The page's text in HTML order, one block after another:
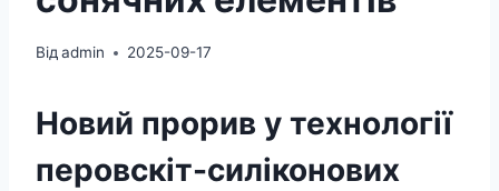
Від admin 2025-09-17
Новий прорив у технології
перовскіт-силіконових